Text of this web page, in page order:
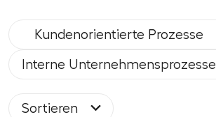
Kundenorientierte Prozesse
Interne Unternehmensprozesse
Sortieren